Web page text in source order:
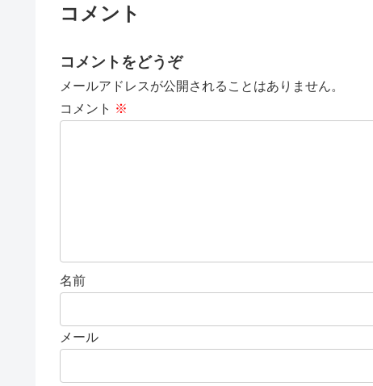
コメント
コメントをどうぞ
メールアドレスが公開されることはありません。
コメント ※
名前
メール